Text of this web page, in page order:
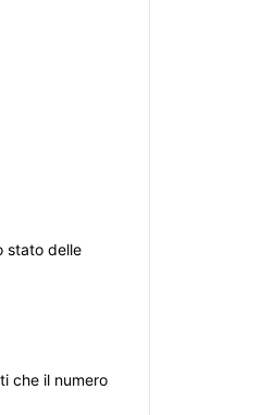
stato delle
che il numero